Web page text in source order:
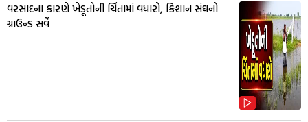
વરસાદના કારણે ખેડૂતોની ચિંતામાં વધારો, કિશાન સંઘનો
ગ્રાઉન્ડ સર્વે